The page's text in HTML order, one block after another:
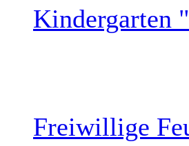
Kindergarten
Freiwillige